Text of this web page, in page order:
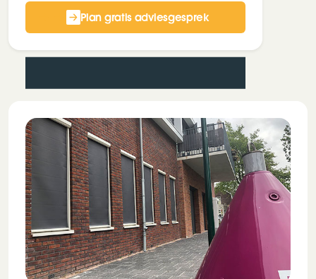
Plan gratis adviesgesprek